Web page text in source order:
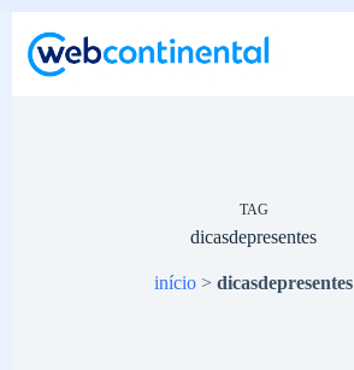
para
TAG
dicasdepresentes
início >dicasdepresentes